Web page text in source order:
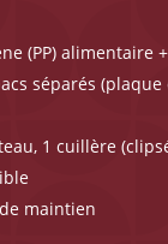
(PP) alimentaire
séparés
1 cuillère
maintien